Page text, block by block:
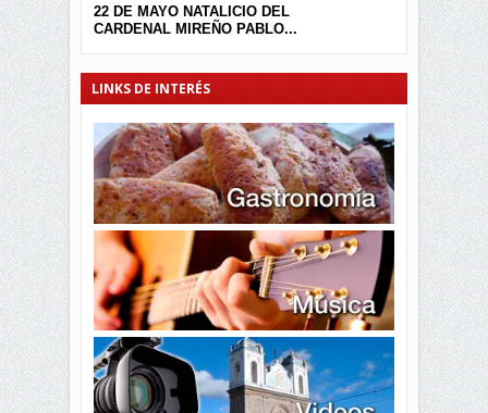
22 DE MAYO NATALICIO DEL
CARDENAL MIREÑO PABLO...
LINKS DE INTERÉS